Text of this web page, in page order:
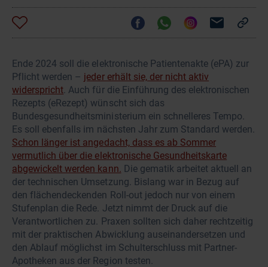
Ende 2024 soll die elektronische Patientenakte (ePA) zur
Pflicht werden – jeder erhält sie, der nicht aktiv
widerspricht . Auch für die Einführung des elektronischen
Rezepts (eRezept) wünscht sich das
Bundesgesundheitsministerium ein schnelleres Tempo.
Es soll ebenfalls im nächsten Jahr zum Standard werden.
Schon länger ist angedacht, dass es ab Sommer
vermutlich über die elektronische Gesundheitskarte
abgewickelt werden kann. Die gematik arbeitet aktuell an
der technischen Umsetzung. Bislang war in Bezug auf
den flächendeckenden Roll-out jedoch nur von einem
Stufenplan die Rede. Jetzt nimmt der Druck auf die
Verantwortlichen zu. Praxen sollten sich daher rechtzeitig
mit der praktischen Abwicklung auseinandersetzen und
den Ablauf möglichst im Schulterschluss mit Partner-
Apotheken aus der Region testen.